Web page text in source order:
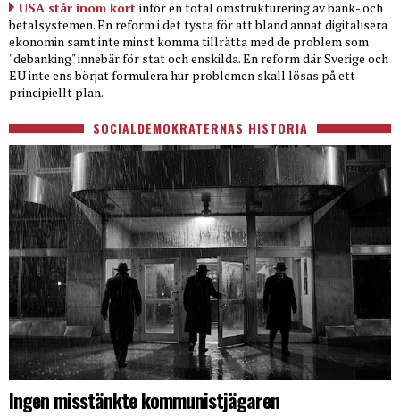
USA står inom kort inför en total omstrukturering av bank- och
betalsystemen. En reform i det tysta för att bland annat digitalisera
ekonomin samt inte minst komma tillrätta med de problem som
"debanking" innebär för stat och enskilda. En reform där Sverige och
EU inte ens börjat formulera hur problemen skall lösas på ett
principiellt plan.
SOCIALDEMOKRATERNAS HISTORIA
Ingen misstänkte kommunistjägaren